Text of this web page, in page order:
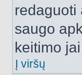
redaguoti
saugo
keitimo
Į viršų